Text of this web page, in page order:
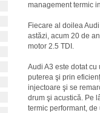
management termic
Fiecare al doilea
astăzi, acum 20 de
motor 2.5 TDI.
Audi A3 este dotat
puterea şi prin
injectoare şi se
drum şi acustică. Pe
termic performant,